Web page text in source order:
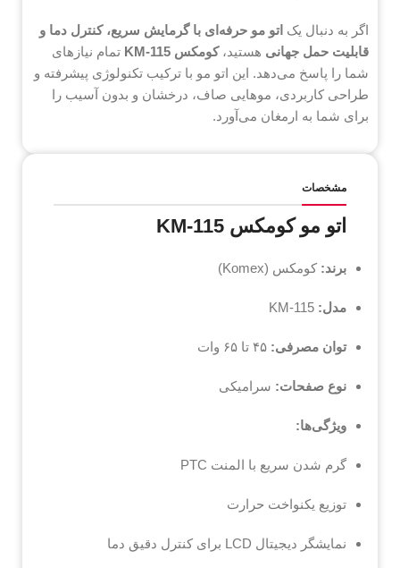
اگر به دنبال یک اتو مو حرفه‌ای با گرمایش سریع، کنترل دما و
قابلیت حمل جهانی هستید،کومکس KM-115
تمام نیازهای
شما را پاسخ می‌دهد. این اتو مو با ترکیب تکنولوژی پیشرفته و
طراحی کاربردی، موهایی صاف، درخشان و بدون آسیب را
برای شما به ارمغان می‌آورد.
مشخصات
اتو مو کومکس KM-115
برند: کومکس (Komex)
مدل:
توان مصرفی:
نوع صفحات: سرامیکی
ویژگی‌ها:
گرم شدن سریع با المنت PTC
توزیع یکنواخت حرارت
نمایشگر دیجیتال LCD برای کنترل دقیق دما